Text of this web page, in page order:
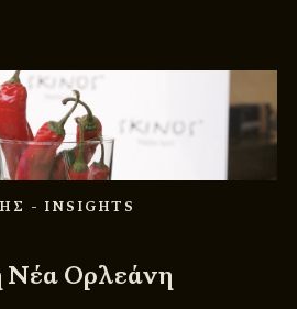
- INSIGHTS
Νέα Ορλεάνη